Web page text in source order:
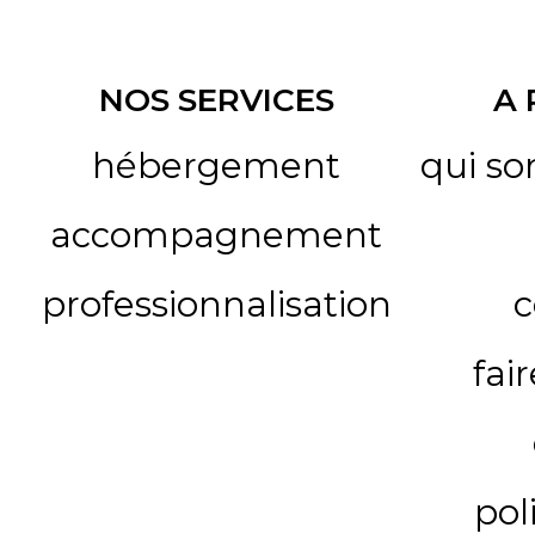
NOS SERVICES
hébergement
accompagnement
professionnalisation
A
qui